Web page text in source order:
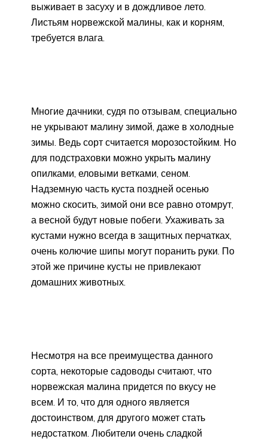
выживает в засуху и в дождливое лето.
Листьям норвежской малины, как и корням,
требуется влага.
Многие дачники, судя по отзывам, специально
не укрывают малину зимой, даже в холодные
зимы. Ведь сорт считается морозостойким. Но
для подстраховки можно укрыть малину
опилками, еловыми ветками, сеном.
Надземную часть куста поздней осенью
можно скосить, зимой они все равно отомрут,
а весной будут новые побеги. Ухаживать за
кустами нужно всегда в защитных перчатках,
очень колючие шипы могут поранить руки. По
этой же причине кусты не привлекают
домашних животных.
Несмотря на все преимущества данного
сорта, некоторые садоводы считают, что
норвежская малина придется по вкусу не
всем. И то, что для одного является
достоинством, для другого может стать
недостатком. Любители очень сладкой